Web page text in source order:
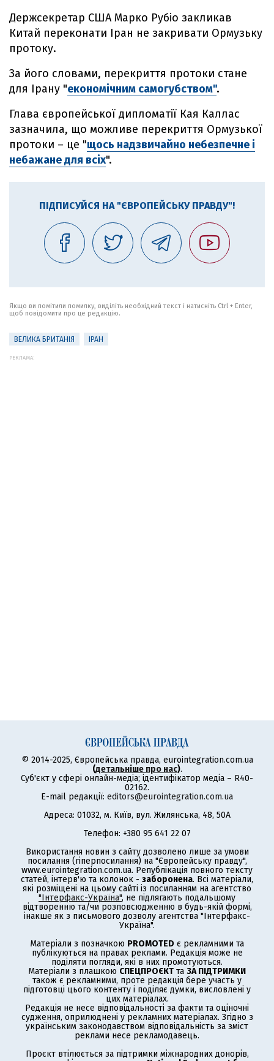
Держсекретар США Марко Рубіо закликав
Китай переконати Іран не закривати Ормузьку
протоку.
За його словами, перекриття протоки стане
для Ірану "економічним самогубством".
Глава європейської дипломатії Кая Каллас
зазначила, що можливе перекриття Ормузької
протоки – це "щось надзвичайно небезпечне і
небажане для всіх".
ПІДПИСУЙСЯ НА "ЄВРОПЕЙСЬКУ ПРАВДУ"!
Якщо ви помітили помилку, виділіть необхідний текст і натисніть Ctrl + Enter,
щоб повідомити про це редакцію.
ВЕЛИКА БРИТАНІЯ ІРАН
РЕКЛАМА:
© 2014-2025, Європейська правда, eurointegration.com.ua
(детальніше про нас).
Суб'єкт у сфері онлайн-медіа; ідентифікатор медіа – R40-
02162.
E-mail редакції: editors@eurointegration.com.ua
Адреса: 01032, м. Київ, вул. Жилянська, 48, 50А
Телефон: +380 95 641 22 07
Використання новин з сайту дозволено лише за умови
посилання (гіперпосилання) на "Європейську правду",
www.eurointegration.com.ua. Републікація повного тексту
статей, інтерв'ю та колонок - заборонена. Всі матеріали,
які розміщені на цьому сайті із посиланням на агентство
"Інтерфакс-Україна", не підлягають подальшому
відтворенню та/чи розповсюдженню в будь-якій формі,
інакше як з письмового дозволу агентства "Інтерфакс-
Україна".
Матеріали з позначкою PROMOTED є рекламними та
публікуються на правах реклами. Редакція може не
поділяти погляди, які в них промотуються.
Матеріали з плашкою СПЕЦПРОЄКТ та ЗА ПІДТРИМКИ
також є рекламними, проте редакція бере участь у
підготовці цього контенту і поділяє думки, висловлені у
цих матеріалах.
Редакція не несе відповідальності за факти та оціночні
судження, оприлюднені у рекламних матеріалах. Згідно з
українським законодавством відповідальність за зміст
реклами несе рекламодавець.
Проєкт втілюється за підтримки міжнародних донорів,